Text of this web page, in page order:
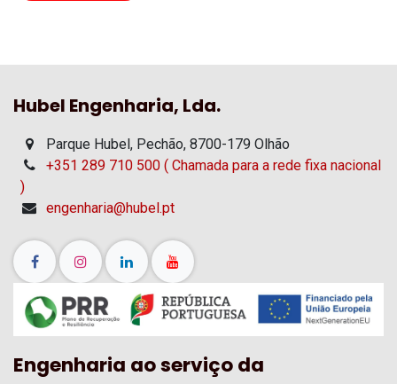
Hubel Engenharia, Lda.
Parque Hubel, Pechão, 8700-179 Olhão
+351 289 710 500 ( Chamada para a rede fixa nacional
)
engenharia@hubel.pt
Engenharia ao serviço da